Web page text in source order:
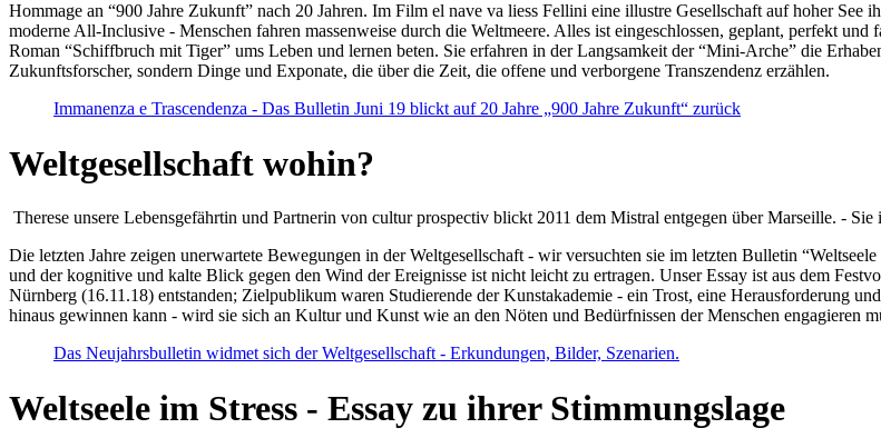
Hommage an “900 Jahre Zukunft” nach 20 Jahren. Im Film el nave va liess Fellini eine illustre Gesellschaft auf hoher
moderne All-Inclusive - Menschen fahren massenweise durch die Weltmeere. Alles ist eingeschlossen, geplant, perfekt
Roman “Schiffbruch mit Tiger” ums Leben und lernen beten. Sie erfahren in der Langsamkeit der “Mini-Arche” die
Zukunftsforscher, sondern Dinge und Exponate, die über die Zeit, die offene und verborgene Transzendenz erzählen.
Immanenza e Trascendenza - Das Bulletin Juni 19 blickt auf 20 Jahre „900 Jahre Zukunft“ zurück
Weltgesellschaft wohin?
Therese unsere Lebensgefährtin und Partnerin von cultur prospectiv blickt 2011 dem Mistral entgegen über Marseille. -
Die letzten Jahre zeigen unerwartete Bewegungen in der Weltgesellschaft - wir versuchten sie im letzten Bulletin
und der kognitive und kalte Blick gegen den Wind der Ereignisse ist nicht leicht zu ertragen. Unser Essay ist aus dem
Nürnberg (16.11.18) entstanden; Zielpublikum waren Studierende der Kunstakademie - ein Trost, eine Herausforderung
hinaus gewinnen kann - wird sie sich an Kultur und Kunst wie an den Nöten und Bedürfnissen der Menschen engagieren
Das Neujahrsbulletin widmet sich der Weltgesellschaft - Erkundungen, Bilder, Szenarien.
Weltseele im Stress - Essay zu ihrer Stimmungslage